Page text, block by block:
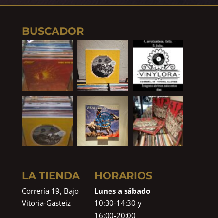
BUSCADOR
LA TIENDA
Correría 19, Bajo
Vitoria-Gasteiz
HORARIOS
Lunes a sábado
10:30-14:30 y
16:00-20:00